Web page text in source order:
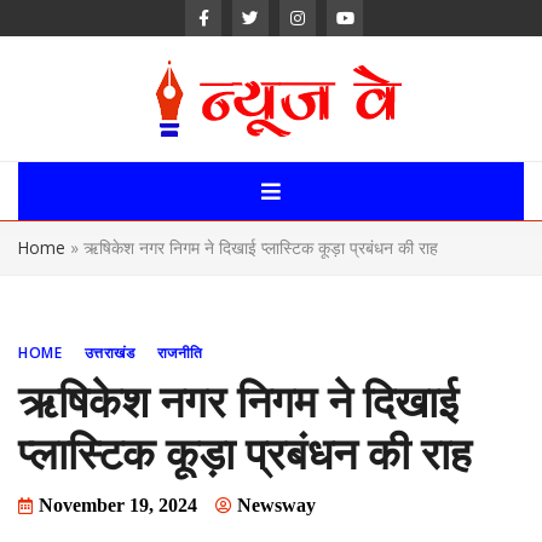
News Way:
Uttarakhand,
Delhi News
Portal
Home » ऋषिकेश नगर निगम ने दिखाई प्लास्टिक कूड़ा प्रबंधन की राह
HOME उत्तराखंड राजनीति
ऋषिकेश नगर निगम ने दिखाई
प्लास्टिक कूड़ा प्रबंधन की राह
November 19, 2024 Newsway